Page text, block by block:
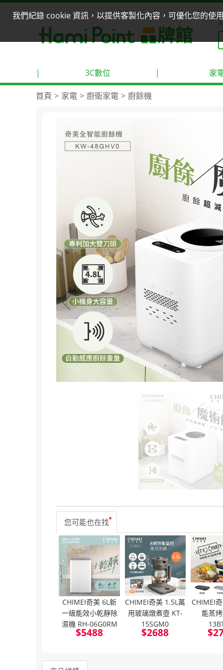
我們紀錄 cookie 資訊，以提供客製化內容，可優化您的使
| 3C數位 | 家
首頁 家電 廚衛家電 廚餘機
您可能也在找
CHIMEI奇美 6L新
一級能效小乾靜除
濕機 RH-06G0RM
$5488
CHIMEI奇美 1.5L萬
用玻璃燉煮壺 KT-
15SGM0
$2688
CHIMEI
能蒸
$